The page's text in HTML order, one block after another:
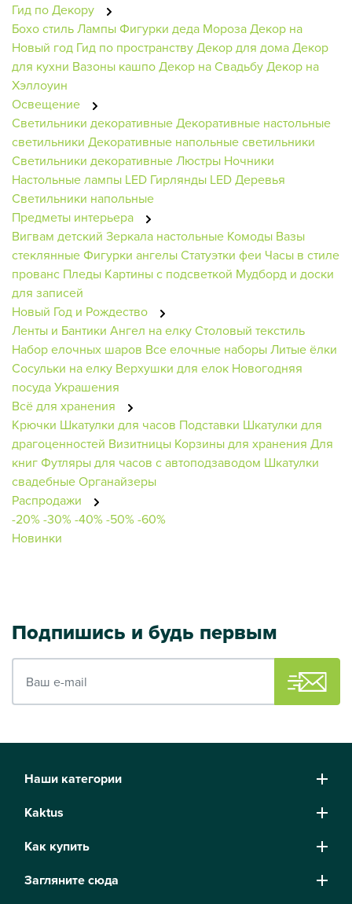
Гид по Декору
Бохо стильЛампыФигурки деда МорозаДекор на
Новый год Гид по пространствуДекор для домаДекор
для кухни Вазоны кашпоДекор на СвадьбуДекор на
Хэллоуин
Освещение
Светильники декоративныеДекоративные настольные
светильники Декоративные напольные светильники
Светильники декоративныеЛюстры Ночники
Настольные лампы LED Гирлянды LED Деревья
Светильники напольные
Предметы интерьера
Вигвам детский Зеркала настольные Комоды Вазы
стеклянныеФигурки ангелыСтатуэтки феи Часы в стиле
прованс Пледы Картины с подсветкой Мудборд и доски
для записей
Новый Год и Рождество
Ленты и Бантики Ангел на елкуСтоловый текстиль
Набор елочных шаров Все елочные наборыЛитые ёлки
Сосульки на елку Верхушки для елок Новогодняя
посудаУкрашения
Всё для хранения
Крючки Шкатулки для часов Подставки Шкатулки для
драгоценностей Визитницы Корзины для хранения Для
книгФутляры для часов с автоподзаводом Шкатулки
свадебныеОрганайзеры
Распродажи
-20%-30%-40%-50%-60%
Новинки
Подпишись и будь первым
Наши категории
Kaktus
Как купить
Загляните сюда